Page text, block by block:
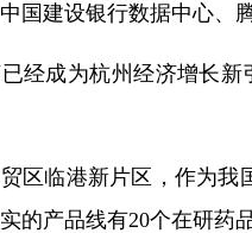
国建设银行数据中心、
经成为杭州经济增长新
区临港新片区，作为我
的产品线有20个在研药